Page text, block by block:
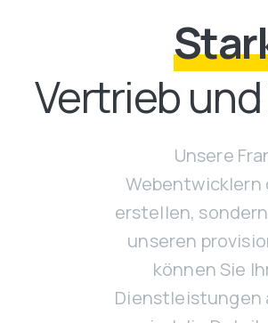
Vertrieb
Unsere
Webentwicklern
erstellen,
unseren
können Sie
Dienstleistungen